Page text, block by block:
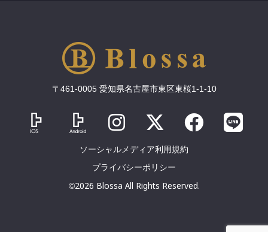
〒461-0005 愛知県名古屋市東区東桜1-1-10
ソーシャルメディア利用規約
プライバシーポリシー
©2026 Blossa All Rights Reserved.